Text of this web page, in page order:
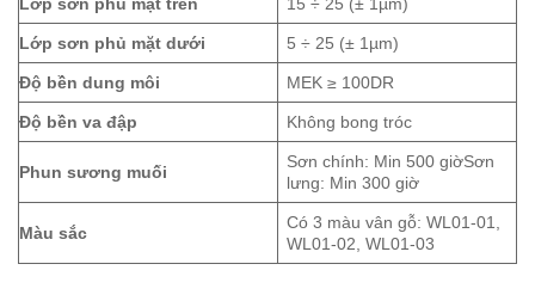
Lớp sơn phủ mặt dưới 5 ÷ 25 (± 1µm)
Độ bền dung môi MEK ≥ 100DR
Độ bền va đập Không bong tróc
Phun sương muối
Sơn chính: Min 500 giờSơn
lưng: Min 300 giờ
Màu sắc
Có 3 màu vân gỗ: WL01-01,
WL01-02, WL01-03